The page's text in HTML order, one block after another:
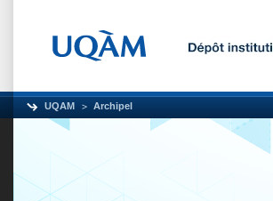
UQAM Archipel